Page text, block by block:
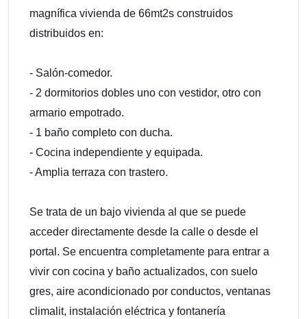
magnífica vivienda de 66mt2s construidos
distribuidos en:
- Salón-comedor.
- 2 dormitorios dobles uno con vestidor, otro con
armario empotrado.
- 1 baño completo con ducha.
- Cocina independiente y equipada.
- Amplia terraza con trastero.
Se trata de un bajo vivienda al que se puede
acceder directamente desde la calle o desde el
portal. Se encuentra completamente para entrar a
vivir con cocina y baño actualizados, con suelo
gres, aire acondicionado por conductos, ventanas
climalit, instalación eléctrica y fontanería